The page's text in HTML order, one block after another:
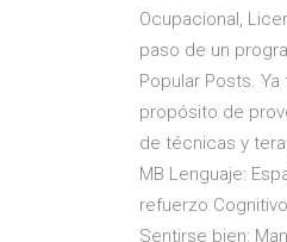
Ocupacional,
paso de un
Popular Posts.
propósito de
de técnicas y
MB Lenguaje:
refuerzo
Sentirse bien: